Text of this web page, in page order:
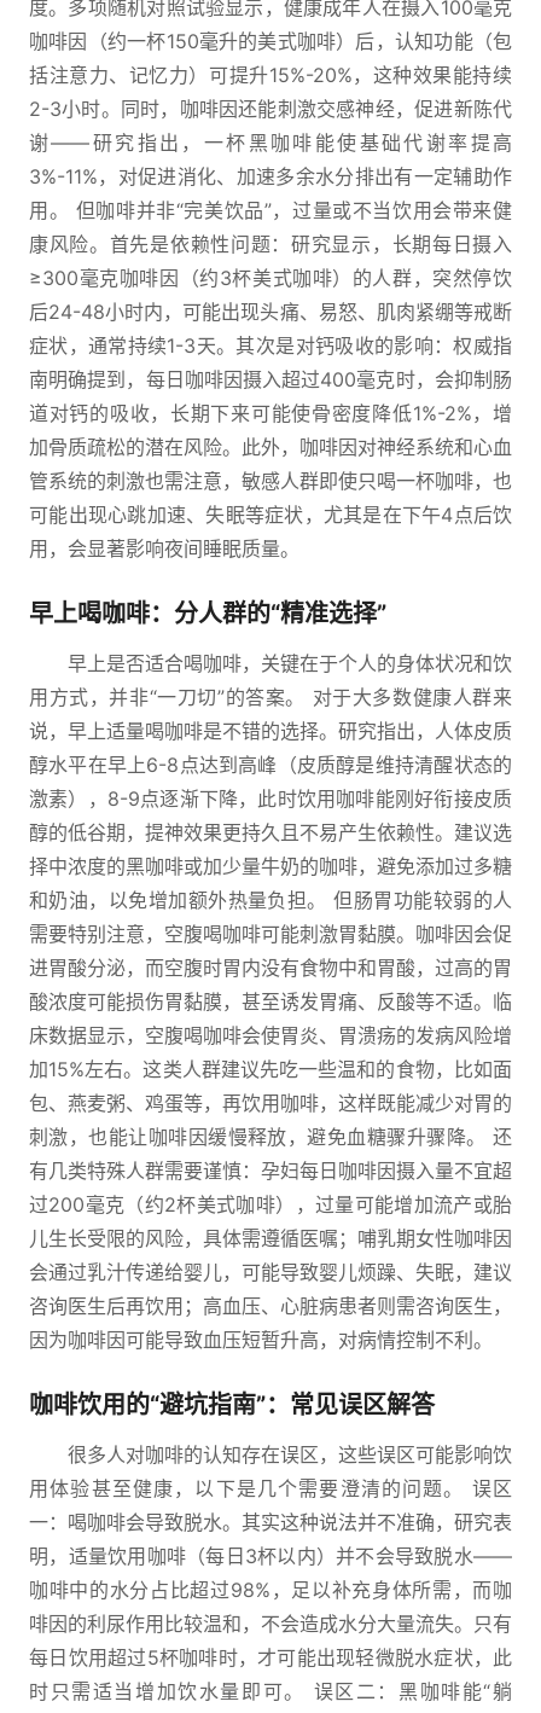
度。多项随机对照试验显示，健康成年人在摄入100毫克
咖啡因（约一杯150毫升的美式咖啡）后，认知功能（包
括注意力、记忆力）可提升15%-20%，这种效果能持续
2-3小时。同时，咖啡因还能刺激交感神经，促进新陈代
谢——研究指出，一杯黑咖啡能使基础代谢率提高
3%-11%，对促进消化、加速多余水分排出有一定辅助作
用。 但咖啡并非“完美饮品”，过量或不当饮用会带来健
康风险。首先是依赖性问题：研究显示，长期每日摄入
≥300毫克咖啡因（约3杯美式咖啡）的人群，突然停饮
后24-48小时内，可能出现头痛、易怒、肌肉紧绷等戒断
症状，通常持续1-3天。其次是对钙吸收的影响：权威指
南明确提到，每日咖啡因摄入超过400毫克时，会抑制肠
道对钙的吸收，长期下来可能使骨密度降低1%-2%，增
加骨质疏松的潜在风险。此外，咖啡因对神经系统和心血
管系统的刺激也需注意，敏感人群即使只喝一杯咖啡，也
可能出现心跳加速、失眠等症状，尤其是在下午4点后饮
用，会显著影响夜间睡眠质量。
早上喝咖啡：分人群的“精准选择”
早上是否适合喝咖啡，关键在于个人的身体状况和饮
用方式，并非“一刀切”的答案。 对于大多数健康人群来
说，早上适量喝咖啡是不错的选择。研究指出，人体皮质
醇水平在早上6-8点达到高峰（皮质醇是维持清醒状态的
激素），8-9点逐渐下降，此时饮用咖啡能刚好衔接皮质
醇的低谷期，提神效果更持久且不易产生依赖性。建议选
择中浓度的黑咖啡或加少量牛奶的咖啡，避免添加过多糖
和奶油，以免增加额外热量负担。 但肠胃功能较弱的人
需要特别注意，空腹喝咖啡可能刺激胃黏膜。咖啡因会促
进胃酸分泌，而空腹时胃内没有食物中和胃酸，过高的胃
酸浓度可能损伤胃黏膜，甚至诱发胃痛、反酸等不适。临
床数据显示，空腹喝咖啡会使胃炎、胃溃疡的发病风险增
加15%左右。这类人群建议先吃一些温和的食物，比如面
包、燕麦粥、鸡蛋等，再饮用咖啡，这样既能减少对胃的
刺激，也能让咖啡因缓慢释放，避免血糖骤升骤降。 还
有几类特殊人群需要谨慎：孕妇每日咖啡因摄入量不宜超
过200毫克（约2杯美式咖啡），过量可能增加流产或胎
儿生长受限的风险，具体需遵循医嘱；哺乳期女性咖啡因
会通过乳汁传递给婴儿，可能导致婴儿烦躁、失眠，建议
咨询医生后再饮用；高血压、心脏病患者则需咨询医生，
因为咖啡因可能导致血压短暂升高，对病情控制不利。
咖啡饮用的“避坑指南”：常见误区解答
很多人对咖啡的认知存在误区，这些误区可能影响饮
用体验甚至健康，以下是几个需要澄清的问题。 误区
一：喝咖啡会导致脱水。其实这种说法并不准确，研究表
明，适量饮用咖啡（每日3杯以内）并不会导致脱水——
咖啡中的水分占比超过98%，足以补充身体所需，而咖
啡因的利尿作用比较温和，不会造成水分大量流失。只有
每日饮用超过5杯咖啡时，才可能出现轻微脱水症状，此
时只需适当增加饮水量即可。 误区二：黑咖啡能“躺